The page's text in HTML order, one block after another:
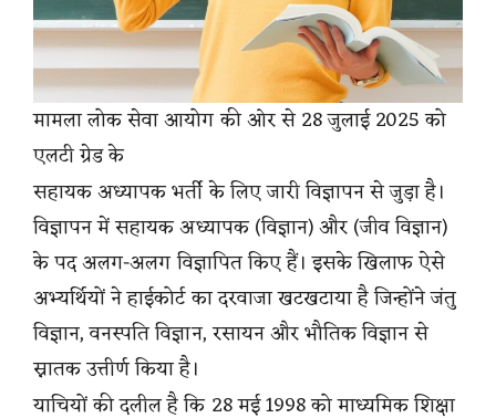
मामला लोक सेवा आयोग की ओर से 28 जुलाई 2025 को
एलटी ग्रेड के
सहायक अध्यापक भर्ती के लिए जारी विज्ञापन से जुड़ा है।
विज्ञापन में सहायक अध्यापक (विज्ञान) और (जीव विज्ञान)
के पद अलग-अलग विज्ञापित किए हैं। इसके खिलाफ ऐसे
अभ्यर्थियों ने हाईकोर्ट का दरवाजा खटखटाया है जिन्होंने जंतु
विज्ञान, वनस्पति विज्ञान, रसायन और भौतिक विज्ञान से
स्नातक उत्तीर्ण किया है।
याचियों की दलील है कि 28 मई 1998 को माध्यमिक शिक्षा